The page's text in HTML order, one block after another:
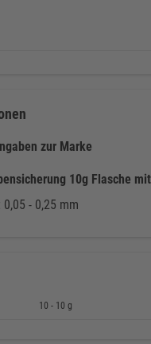
zur Marke
10g Flasche
- 0,25 mm
10 - 10 g